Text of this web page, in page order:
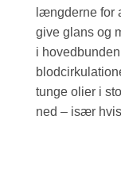
længderne for
give glans og
i
tunge olier i
ned – især